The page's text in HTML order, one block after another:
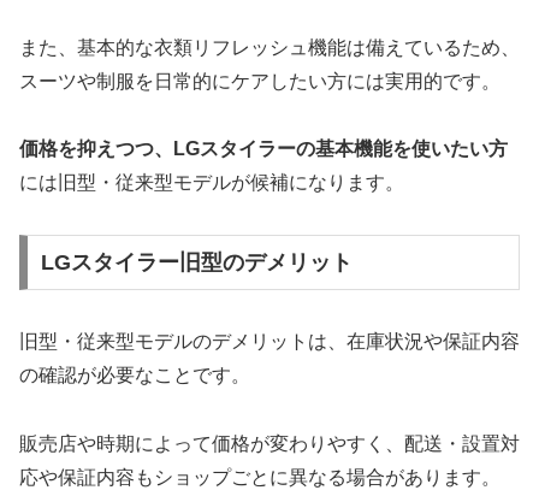
また、基本的な衣類リフレッシュ機能は備えているため、
スーツや制服を日常的にケアしたい方には実用的です。
価格を抑えつつ、LGスタイラーの基本機能を使いたい方
には旧型・従来型モデルが候補になります。
LGスタイラー旧型のデメリット
旧型・従来型モデルのデメリットは、在庫状況や保証内容
の確認が必要なことです。
販売店や時期によって価格が変わりやすく、配送・設置対
応や保証内容もショップごとに異なる場合があります。